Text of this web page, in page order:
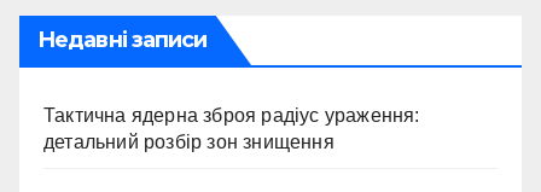
Недавні записи
Тактична ядерна зброя радіус ураження:
детальний розбір зон знищення